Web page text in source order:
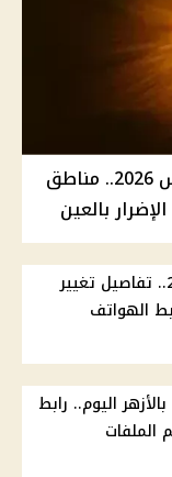
كسوف كلي للشمس يوم 12 أغسطس 2026.. مناطق
بالعين
موعد التوقيت الشتوي 2026.. تفاصيل تغيير
الهواتف
اليوم.. رابط
الملفات